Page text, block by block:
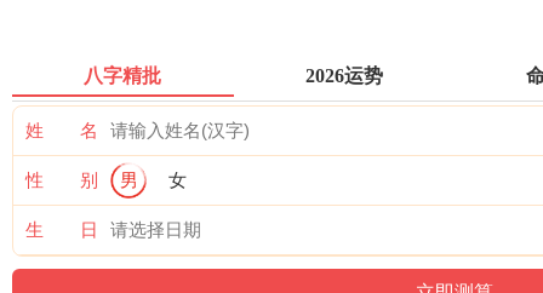
八字精批 2026运势
姓 名
性 别 男 女
生 日